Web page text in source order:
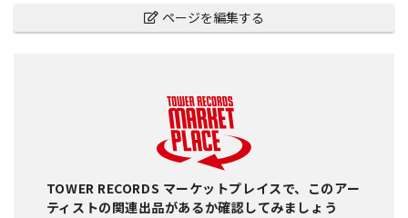
ページを編集する
TOWER RECORDS マーケットプレイスで、このアー
ティストの関連出品があるか確認してみましょう